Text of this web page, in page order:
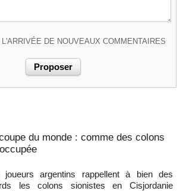
DE NOUVEAUX COMMENTAIRES
du monde : comme des colons
joueurs argentins rappellent à bien des
les colons sionistes en Cisjordanie